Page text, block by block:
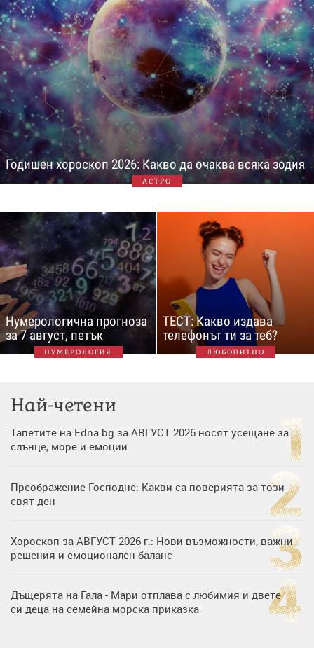
Годишен хороскоп 2026: Какво да очаква всяка зодия
АСТРО
Нумерологична прогноза
за 7 август, петък
НУМЕРОЛОГИЯ
ТЕСТ: Какво издава
телефонът ти за теб?
ЛЮБОПИТНО
Най-четени
Тапетите на Edna.bg за АВГУСТ 2026 носят усещане за
слънце, море и емоции
Преображение Господне: Какви са поверията за този
свят ден
Хороскоп за АВГУСТ 2026 г.: Нови възможности, важни
решения и емоционален баланс
Дъщерята на Гала - Мари отплава с любимия и двете
си деца на семейна морска приказка